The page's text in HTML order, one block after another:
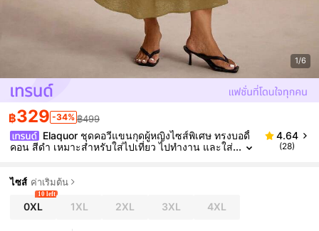
1/6
฿329 -34% ฿499
Elaquor ชุดคอวีแขนกุดผู้หญิงไซส์พิเศษ ทรงบอดี้
คอน สีดำ เหมาะสำหรับใส่ไปเที่ยว ไปทำงาน และใส่
4.64
(28)
ไซส์ ค่าเริ่มต้น
0XL
10 left
1XL 2XL 3XL 4XL